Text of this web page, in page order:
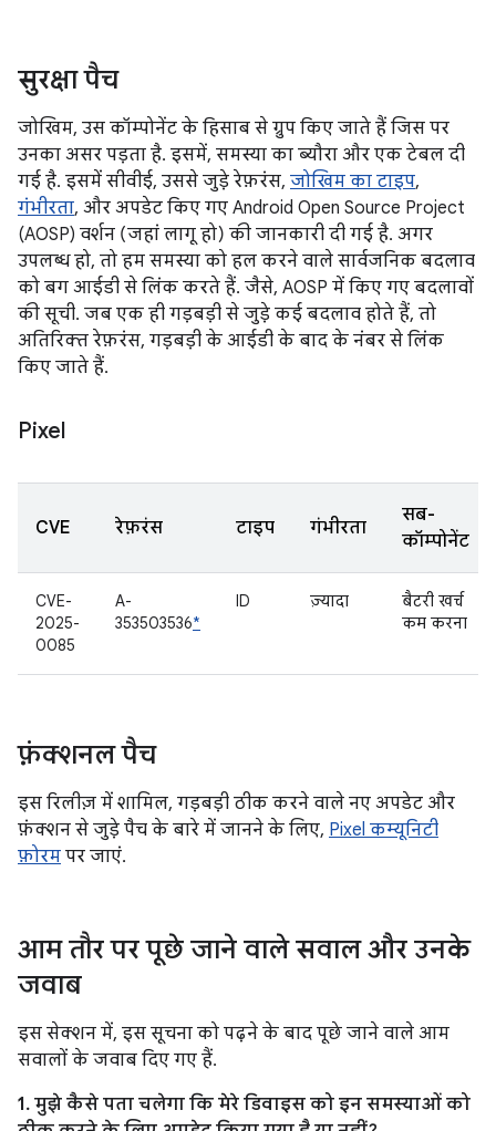
सुरक्षा पैच
जोखिम, उस कॉम्पोनेंट के हिसाब से ग्रुप किए जाते हैं जिस पर
उनका असर पड़ता है. इसमें, समस्या का ब्यौरा और एक टेबल दी
गई है. इसमें सीवीई, उससे जुड़े रेफ़रंस, जोखिम का टाइप,
गंभीरता, और अपडेट किए गए Android Open Source Project
(AOSP) वर्शन (जहां लागू हो) की जानकारी दी गई है. अगर
उपलब्ध हो, तो हम समस्या को हल करने वाले सार्वजनिक बदलाव
को बग आईडी से लिंक करते हैं. जैसे, AOSP में किए गए बदलावों
की सूची. जब एक ही गड़बड़ी से जुड़े कई बदलाव होते हैं, तो
अतिरिक्त रेफ़रंस, गड़बड़ी के आईडी के बाद के नंबर से लिंक
किए जाते हैं.
Pixel
CVE रेफ़रंस टाइप गंभीरता
सब-
कॉम्पोनेंट
CVE-
2025-
0085
A-
353503536*
ID ज़्यादा
बैटरी खर्च
कम करना
फ़ंक्शनल पैच
इस रिलीज़ में शामिल, गड़बड़ी ठीक करने वाले नए अपडेट और
फ़ंक्शन से जुड़े पैच के बारे में जानने के लिए, Pixel कम्यूनिटी
फ़ोरम पर जाएं.
आम तौर पर पूछे जाने वाले सवाल और उनके
जवाब
इस सेक्शन में, इस सूचना को पढ़ने के बाद पूछे जाने वाले आम
सवालों के जवाब दिए गए हैं.
1. मुझे कैसे पता चलेगा कि मेरे डिवाइस को इन समस्याओं को